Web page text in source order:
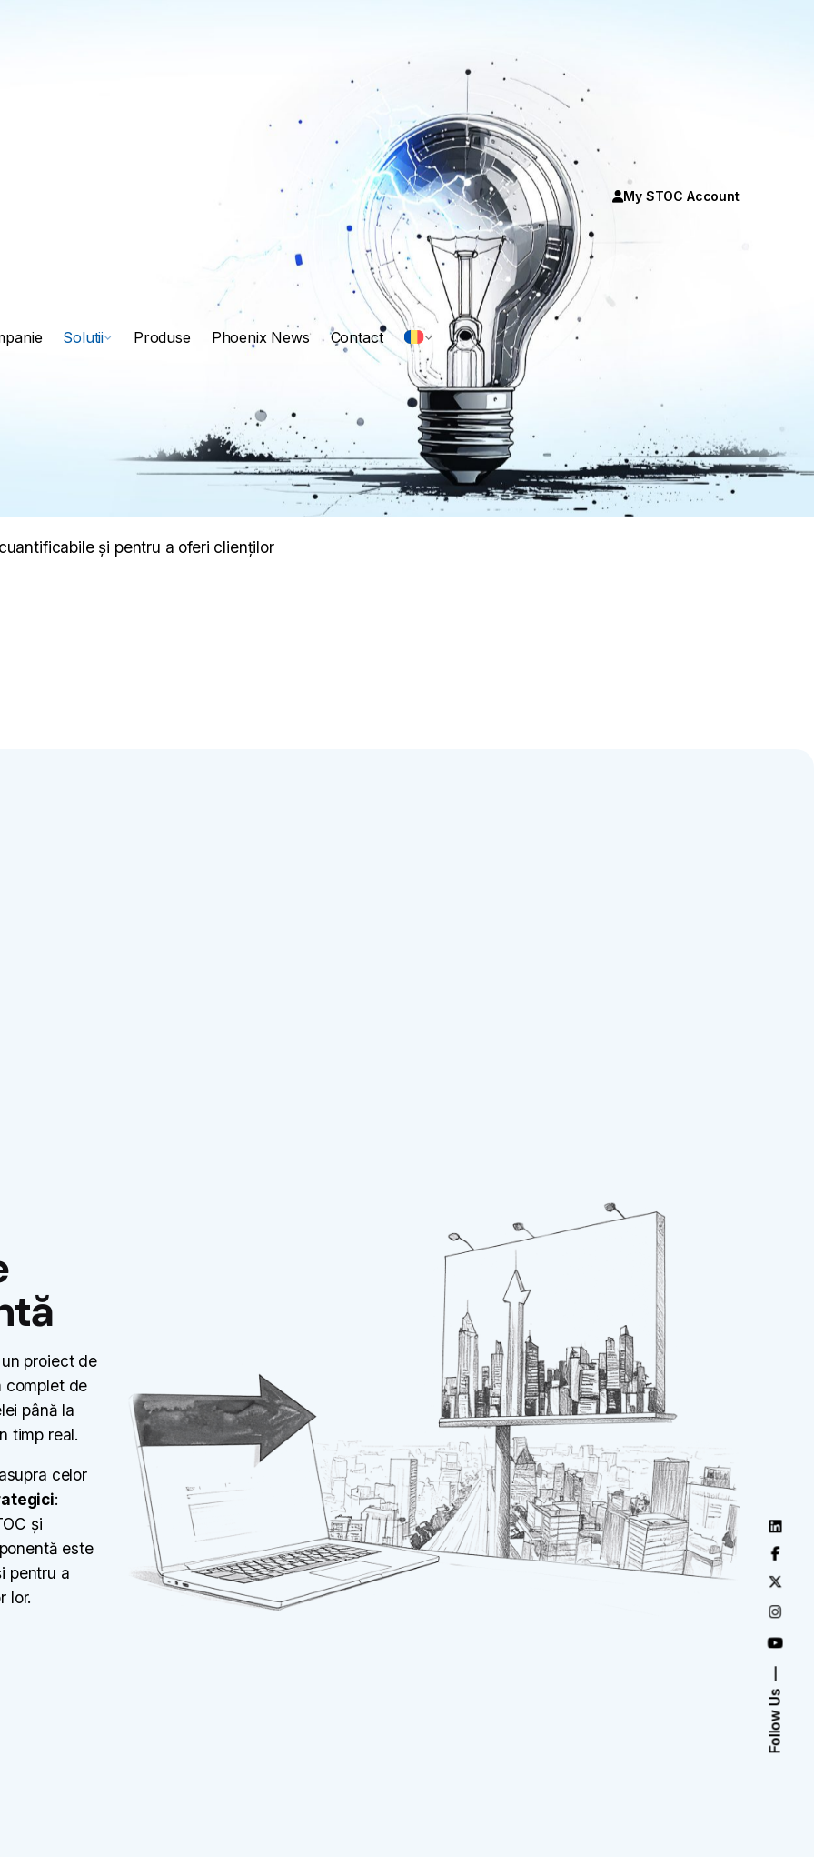
Follow Us
Solutii Produse Phoenix News Contact
My STOC Account
și pentru a oferi clienților
proiect de
complet de
până la
timp real.
celor
:
și
este
pentru a
lor.